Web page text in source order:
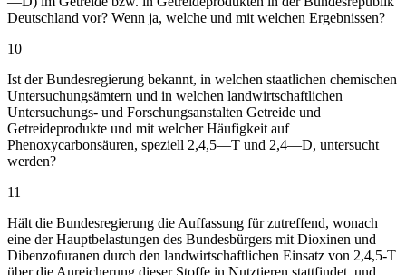
Deutschland vor? Wenn ja, welche und mit welchen Ergebnissen?
10
Ist der Bundesregierung bekannt, in welchen staatlichen chemischen
Untersuchungsämtern und in welchen landwirtschaftlichen
Untersuchungs- und Forschungsanstalten Getreide und
Getreideprodukte und mit welcher Häufigkeit auf
Phenoxycarbonsäuren, speziell 2,4,5—T und 2,4—D, untersucht
werden?
11
Hält die Bundesregierung die Auffassung für zutreffend, wonach
eine der Hauptbelastungen des Bundesbürgers mit Dioxinen und
Dibenzofuranen durch den landwirtschaftlichen Einsatz von 2,4,5-T
über die Anreicherung dieser Stoffe in Nutztieren stattfindet, und